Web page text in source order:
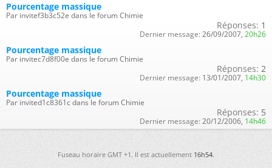
Pourcentage massique
Par invitef3b3c52e dans le forum Chimie
Réponses: 1
Dernier message: 26/09/2007, 20h26
Pourcentage massique
Par invitec7d8f00e dans le forum Chimie
Réponses: 2
Dernier message: 13/01/2007, 14h30
Pourcentage massique
Par invited1c8361c dans le forum Chimie
Réponses: 5
Dernier message: 20/12/2006, 14h46
Fuseau horaire GMT +1. Il est actuellement16h54.